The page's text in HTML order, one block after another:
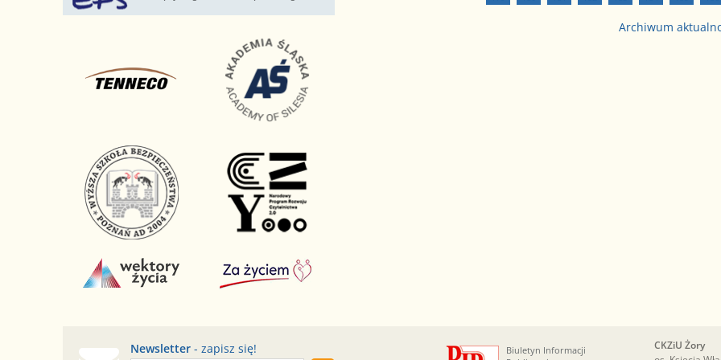
Archiwum
Newsletter - zapisz się!
Biuletyn Informacji
CKZiU Żory